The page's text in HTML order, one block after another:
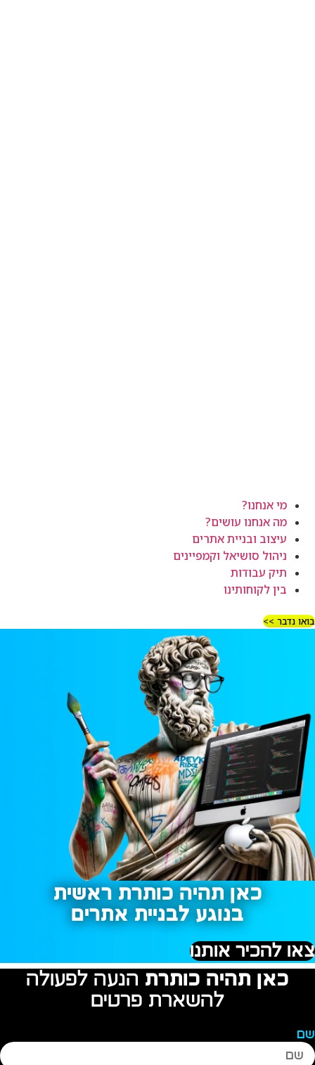
מי אנחנו?
מה אנחנו עושים?
עיצוב ובניית אתרים
ניהול סושיאל וקמפיינים
תיק עבודות
בין לקוחותינו
נדבר >>
כאן תהיה כותרת ראשית
בנוגע לבניית אתרים
להכיר אותנו
כאן תהיה כותרתהנעה לפעולה
להשארת פרטים